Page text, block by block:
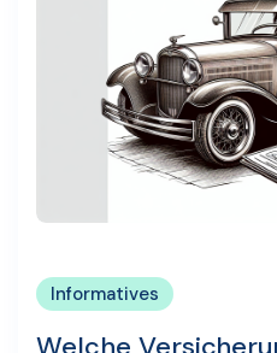
Informatives
Welche